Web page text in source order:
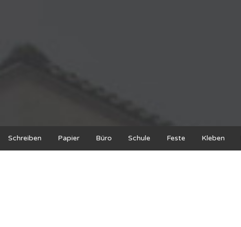
Schreiben Papier Büro Schule Feste Kleben